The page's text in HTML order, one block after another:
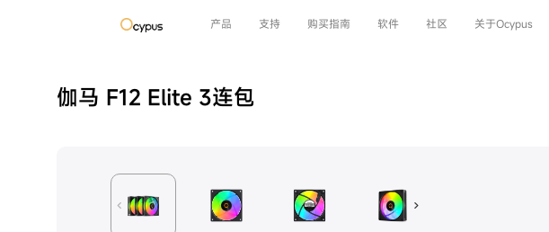
产品 支持 购买指南 软件 社区 关于Ocypus
伽马 F12 Elite 3连包